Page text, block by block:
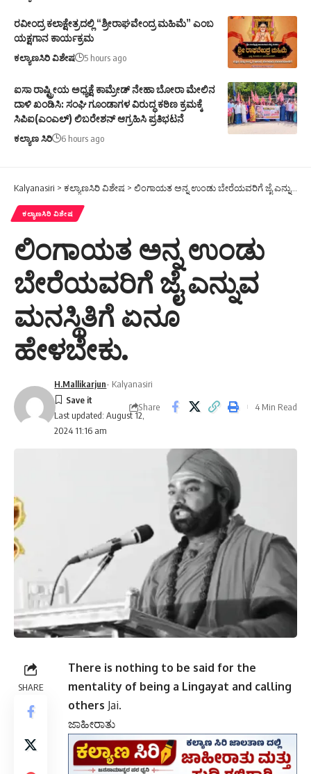
ರವೀಂದ್ರ ಕಲಾಕ್ಷೇತ್ರದಲ್ಲಿ “ಶ್ರೀರಾಘವೇಂದ್ರ ಮಹಿಮೆ” ಎಂಬ
ಯಕ್ಷಗಾನ ಕಾರ್ಯಕ್ರಮ
ಕಲ್ಯಾಣಸಿರಿ ವಿಶೇಷ 5 hours ago
ಐಸಾ ರಾಷ್ಟ್ರೀಯ ಅಧ್ಯಕ್ಷೆ ಕಾಮ್ರೇಡ್ ನೇಹಾ ಬೋರಾ ಮೇಲಿನ
ದಾಳಿ ಖಂಡಿಸಿ: ಸಂಘಿ ಗೂಂಡಾಗಳ ವಿರುದ್ಧ ಕಠಿಣ ಕ್ರಮಕ್ಕೆ
ಸಿಪಿಐ(ಎಂಎಲ್) ಲಿಬರೇಶನ್ ಆಗ್ರಹಿಸಿ ಪ್ರತಿಭಟನೆ
ಕಲ್ಯಾಣ ಸಿರಿ 6 hours ago
Kalyanasiri > ಕಲ್ಯಾಣಸಿರಿ ವಿಶೇಷ > ಲಿಂಗಾಯತ ಅನ್ನ ಉಂಡು ಬೇರೆಯವರಿಗೆ ಜೈ ಎನ್ನುವ ಮನಸ್ಥಿತಿಗೆ ಏನೂ ಹೇಳಬೇಕು.
ಕಲ್ಯಾಣಸಿರಿ ವಿಶೇಷ
ಲಿಂಗಾಯತ ಅನ್ನ ಉಂಡು
ಬೇರೆಯವರಿಗೆ ಜೈ ಎನ್ನುವ
ಮನಸ್ಥಿತಿಗೆ ಏನೂ
ಹೇಳಬೇಕು.
Last updated: August 12,
2024 11:16 am
H.Mallikarjun- Kalyanasiri
Share 4 Min Read
SHARE
There is nothing to be said for the
mentality of being a Lingayat and calling
others Jai.
ಜಾಹೀರಾತು